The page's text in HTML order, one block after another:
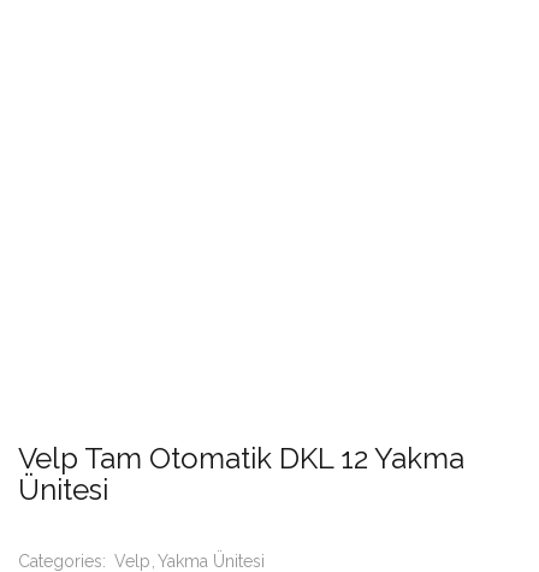
Velp Tam Otomatik DKL 12 Yakma
Ünitesi
Categories: Velp Yakma Ünitesi